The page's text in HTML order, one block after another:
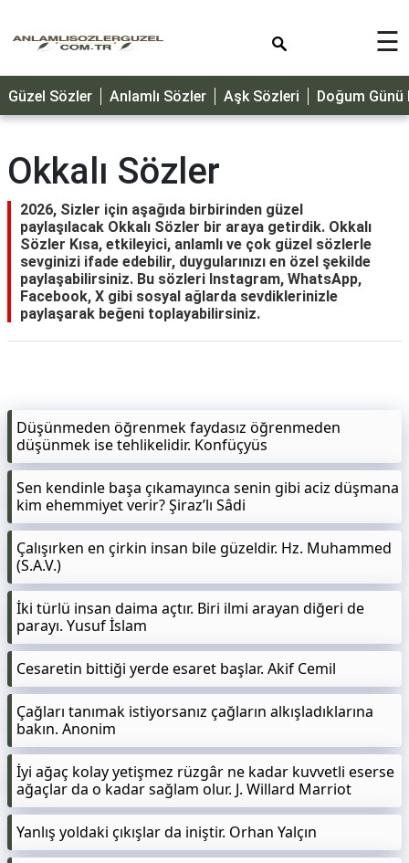
GÜZEL
SÖZLER
SÖZLER
DOĞUM
GÜNÜ
MESAJLARI
ÖZEL
GÜNLER
DİNİ
SÖZLER
☰
Güzel Sözler Anlamlı Sözler Aşk Sözleri Doğum Günü
Okkalı Sözler
2026, Sizler için aşağıda birbirinden güzel
paylaşılacak Okkalı Sözler bir araya getirdik. Okkalı
Sözler Kısa, etkileyici, anlamlı ve çok güzel sözlerle
sevginizi ifade edebilir, duygularınızı en özel şekilde
paylaşabilirsiniz. Bu sözleri Instagram, WhatsApp,
Facebook, X gibi sosyal ağlarda sevdiklerinizle
paylaşarak beğeni toplayabilirsiniz.
Düşünmeden öğrenmek faydasız öğrenmeden
düşünmek ise tehlikelidir. Konfüçyüs
Sen kendinle başa çıkamayınca senin gibi aciz düşmana
kim ehemmiyet verir? Şiraz’lı Sâdi
Çalışırken en çirkin insan bile güzeldir. Hz. Muhammed
(S.A.V.)
İki türlü insan daima açtır. Biri ilmi arayan diğeri de
parayı. Yusuf İslam
Cesaretin bittiği yerde esaret başlar. Akif Cemil
Çağları tanımak istiyorsanız çağların alkışladıklarına
bakın. Anonim
İyi ağaç kolay yetişmez rüzgâr ne kadar kuvvetli eserse
ağaçlar da o kadar sağlam olur. J. Willard Marriot
Yanlış yoldaki çıkışlar da iniştir. Orhan Yalçın